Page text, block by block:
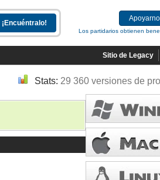
Los partidarios obtienen
Sitio de Legacy
Stats: 29 360 versiones de